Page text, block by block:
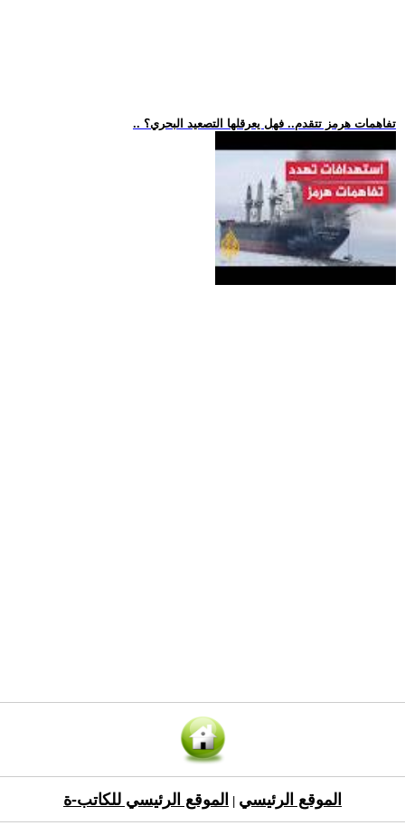
.. تفاهمات هرمز تتقدم.. فهل يعرقلها التصعيد البحري؟
الموقع الرئيسي الموقع الرئيسي للكاتب-ة